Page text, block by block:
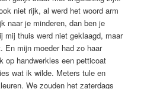
niet rijk, al werd het woord arm
naar je minderen, dan ben je
mij thuis werd niet geklaagd, maar
En mijn moeder had zo haar
op handwerkles een petticoat
wat ik wilde. Meters tule en
We zouden het zaterdags